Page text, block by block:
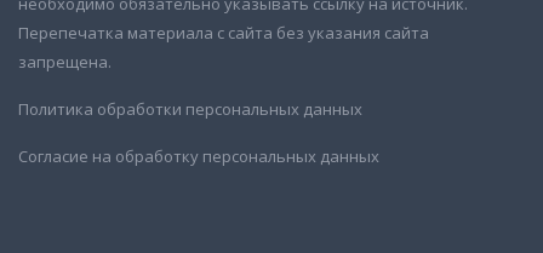
Перепечатка материала с сайта без указания сайта
запрещена.
Политика обработки персональных данных
Согласие на обработку персональных данных